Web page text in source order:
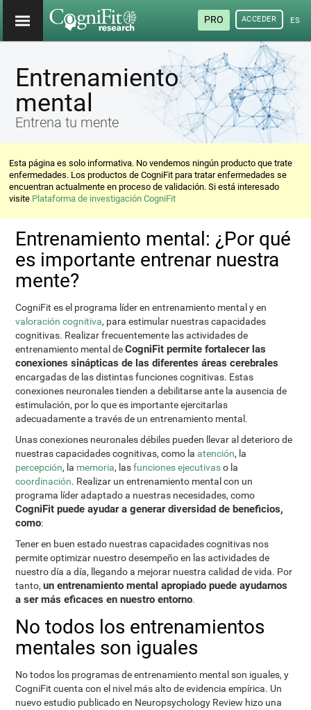
PRO ACCEDER
Entrenamiento
mental
Entrena tu mente
Esta página es solo informativa. No vendemos ningún producto que trate
enfermedades. Los productos de CogniFit para tratar enfermedades se
encuentran actualmente en proceso de validación. Si está interesado
visite Plataforma de investigación CogniFit
Entrenamiento mental: ¿Por qué
es importante entrenar nuestra
mente?
CogniFit es el programa líder en entrenamiento mental y en
valoración cognitiva, para estimular nuestras capacidades
cognitivas. Realizar frecuentemente las actividades de
entrenamiento mental deCogniFit permite fortalecer las
conexiones sinápticas de las diferentes áreas cerebrales
encargadas de las distintas funciones cognitivas. Estas
conexiones neuronales tienden a debilitarse ante la ausencia de
estimulación, por lo que es importante ejercitarlas
adecuadamente a través de un entrenamiento mental.
Unas conexiones neuronales débiles pueden llevar al deterioro de
nuestras capacidades cognitivas, como laatención, la
percepción, la memoria, lasfunciones ejecutivaso la
coordinación. Realizar un entrenamiento mental con un
programa líder adaptado a nuestras necesidades, como
CogniFit puede ayudar a generar diversidad de beneficios,
como:
Tener en buen estado nuestras capacidades cognitivas nos
permite optimizar nuestro desempeño en las actividades de
nuestro día a día, llegando a mejorar nuestra calidad de vida. Por
tanto,un entrenamiento mental apropiado puede ayudarnos
a ser más eficaces en nuestro entorno.
No todos los entrenamientos
mentales son iguales
No todos los programas de entrenamiento mental son iguales, y
CogniFit cuenta con el nivel más alto de evidencia empírica. Un
nuevo estudio publicado en Neuropsychology Review hizo una